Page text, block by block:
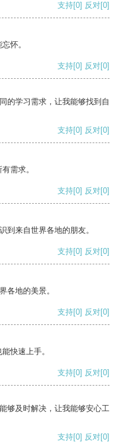
支持[0] 反对[0]
怀。
支持[0] 反对[0]
的学习需求，让我能够找到自
支持[0] 反对[0]
需求。
支持[0] 反对[0]
到来自世界各地的朋友。
支持[0] 反对[0]
各地的美景。
支持[0] 反对[0]
快速上手。
支持[0] 反对[0]
够及时解决，让我能够安心工
支持[0] 反对[0]